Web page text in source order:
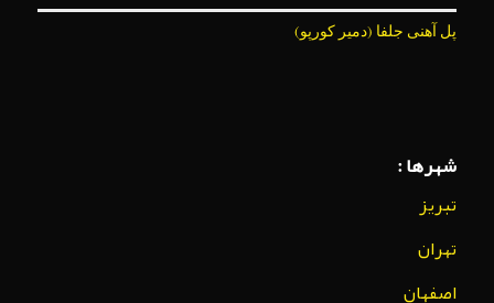
پل آهنی جلفا (دمیر کورپو)
شهرها :
تبریز
تهران
اصفهان